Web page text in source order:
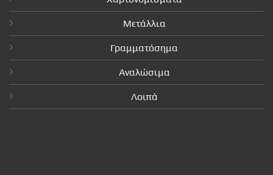
Μετάλλια
Γραμματόσημα
Αναλώσιμα
Λοιπά